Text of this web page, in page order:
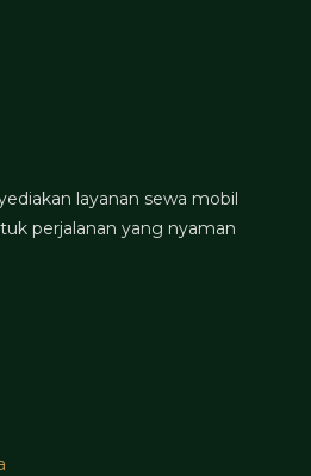
layanan sewa mobil
perjalanan yang nyaman